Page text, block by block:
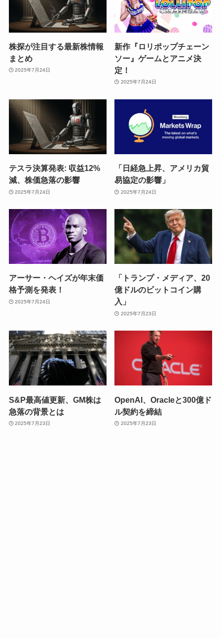
株探が注目する最新株情報
まとめ
2025年7月24日
新作『ロリポップチェーン
ソー』ゲームとアニメ決
定！
2025年7月24日
テスラ決算発表: 収益12%
減、株価急落の影響
2025年7月24日
「日経急上昇、アメリカ貿
易協定の影響」
2025年7月24日
アーサー・ヘイズが年末価
格予測を発表！
2025年7月24日
「トランプ・メディア、20
億ドルのビットコイン購
入」
2025年7月23日
S&P最高値更新、GM株は
急落の背景とは
2025年7月23日
OpenAI、Oracleと300億ド
ル契約を締結
2025年7月23日